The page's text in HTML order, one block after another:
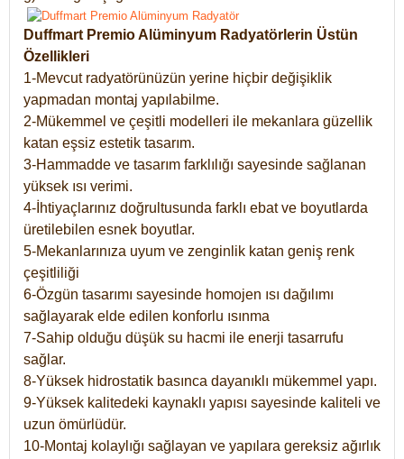
Duffmart Premio Alüminyum Radyatörlerin Üstün
Özellikleri
1-Mevcut radyatörünüzün yerine hiçbir değişiklik
yapmadan montaj yapılabilme.
2-Mükemmel ve çeşitli modelleri ile mekanlara güzellik
katan eşsiz estetik tasarım.
3-Hammadde ve tasarım farklılığı sayesinde sağlanan
yüksek ısı verimi.
4-İhtiyaçlarınız doğrultusunda farklı ebat ve boyutlarda
üretilebilen esnek boyutlar.
5-Mekanlarınıza uyum ve zenginlik katan geniş renk
çeşitliliği
6-Özgün tasarımı sayesinde homojen ısı dağılımı
sağlayarak elde edilen konforlu ısınma
7-Sahip olduğu düşük su hacmi ile enerji tasarrufu
sağlar.
8-Yüksek hidrostatik basınca dayanıklı mükemmel yapı.
9-Yüksek kalitedeki kaynaklı yapısı sayesinde kaliteli ve
uzun ömürlüdür.
10-Montaj kolaylığı sağlayan ve yapılara gereksiz ağırlık